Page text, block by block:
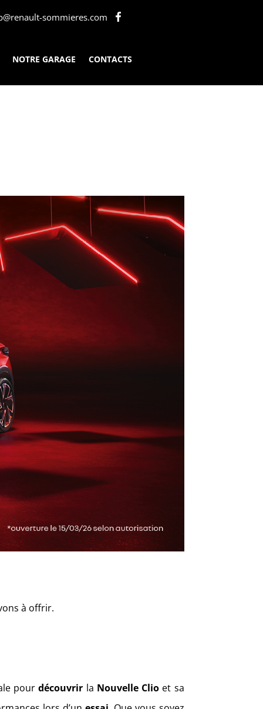
sommieres.com
NOTRE GARAGE CONTACTS
à offrir.
pourdécouvrir la Nouvelle Clio et sa